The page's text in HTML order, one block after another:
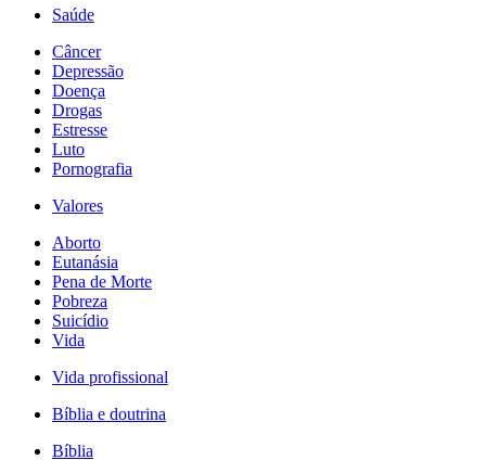
Saúde
Câncer
Depressão
Doença
Drogas
Estresse
Luto
Pornografia
Valores
Aborto
Eutanásia
Pena de Morte
Pobreza
Suicídio
Vida
Vida profissional
Bíblia e doutrina
Bíblia